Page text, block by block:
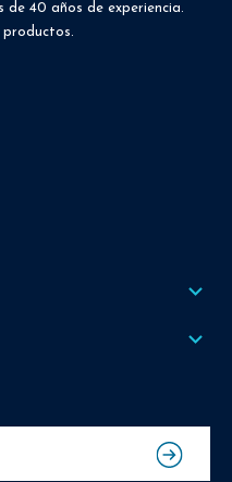
40 años de experiencia.

